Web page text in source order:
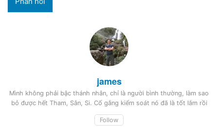
james
Mình không phải bậc thánh nhân, chỉ là người bình thường, làm sao
bỏ được hết Tham, Sân, Si. Cố gắng kiểm soát nó đã là tốt lắm rồi
Follow